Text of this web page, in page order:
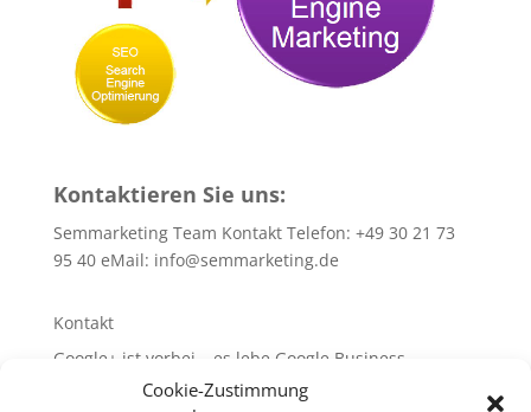
Cookie-Zustimmung
Kontaktieren Sie uns:
Semmarketing Team Kontakt Telefon: +49 30 21 73
95 40 eMail: info@semmarketing.de
Kontakt
Google+ ist vorbei – es lebe Google Business
10 SEO-TIPPS